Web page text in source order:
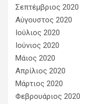
Σεπτέμβριος 2020
Αύγουστος 2020
Ιούλιος 2020
Ιούνιος 2020
Μάιος 2020
Απρίλιος 2020
Μάρτιος 2020
Φεβρουάριος 2020